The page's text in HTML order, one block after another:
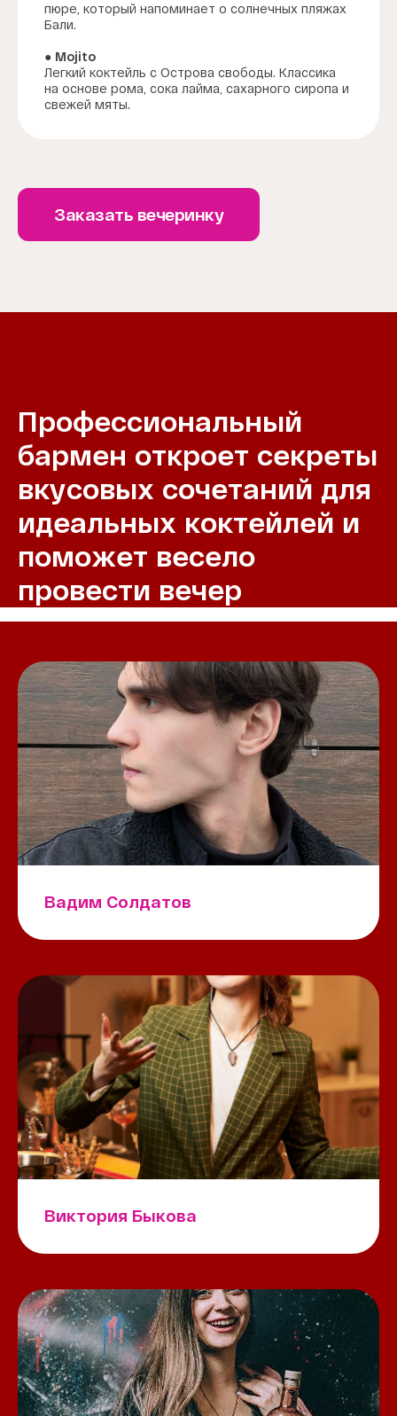
пюре, который напоминает о солнечных пляжах
Бали.
● Mojito
Легкий коктейль с Острова свободы. Классика
на основе рома, сока лайма, сахарного сиропа и
свежей мяты.
Заказать вечеринку
Профессиональный
бармен откроет секреты
вкусовых сочетаний для
идеальных коктейлей и
поможет весело
провести вечер
Вадим Солдатов
Виктория Быкова